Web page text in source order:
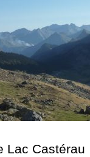
Lac Castérau